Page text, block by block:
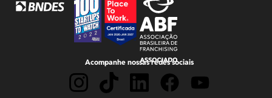
Acompanhe nossas redes sociais